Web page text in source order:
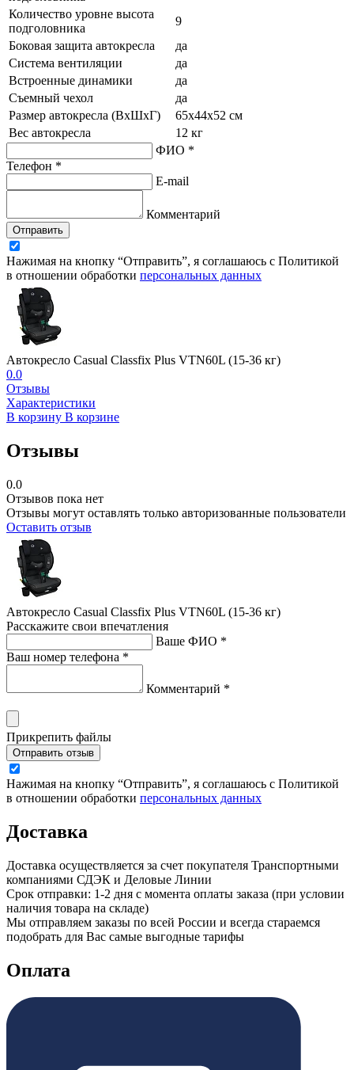
Количество уровне высота
подголовника
9
Боковая защита автокресла
да
Система вентиляции
да
Встроенные динамики
да
Съемный чехол
да
Размер автокресла (ВхШхГ)
65х44х52 см
Вес автокресла
12 кг
ФИО *
Телефон *
E-mail
Комментарий
Отправить
Нажимая на кнопку “Отправить”, я соглашаюсь с Политикой
в отношении обработки персональных данных
Автокресло Casual Classfix Plus VTN60L (15-36 кг)
0.0
Отзывы
Характеристики
В корзину В корзине
Отзывы
0.0
Отзывов пока нет
Отзывы могут оставлять только авторизованные пользователи
Оставить отзыв
Автокресло Casual Classfix Plus VTN60L (15-36 кг)
Расскажите свои впечатления
Ваше ФИО *
Ваш номер телефона *
Комментарий *
Прикрепить файлы
Отправить отзыв
Нажимая на кнопку “Отправить”, я соглашаюсь с Политикой
в отношении обработки персональных данных
Доставка
Доставка осуществляется за счет покупателя Транспортными
компаниями СДЭК и Деловые Линии
Срок отправки: 1-2 дня с момента оплаты заказа (при условии
наличия товара на складе)
Мы отправляем заказы по всей России и всегда стараемся
подобрать для Вас самые выгодные тарифы
Оплата